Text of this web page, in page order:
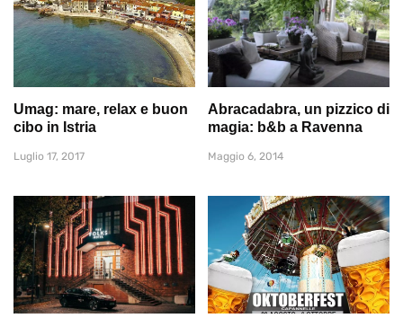
Umag: mare, relax e buon
cibo in Istria
Luglio 17, 2017
Abracadabra, un pizzico di
magia: b&b a Ravenna
Maggio 6, 2014